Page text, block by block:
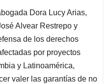
Dora Lucy Arias,
Alvear Restrepo y
de los derechos
por proyectos
y Latinoamérica,
valer las garantías de no